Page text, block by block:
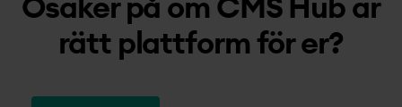
rätt plattform för er?